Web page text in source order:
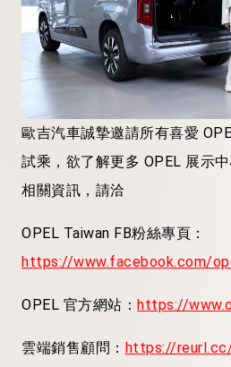
歐吉汽車誠摯邀請所有喜愛
試乘，欲了解更多 OPEL 展示
相關資訊，請洽
OPEL Taiwan FB粉絲專頁：
https://www.facebook.com/
OPEL 官方網站： https://
雲端銷售顧問： https://